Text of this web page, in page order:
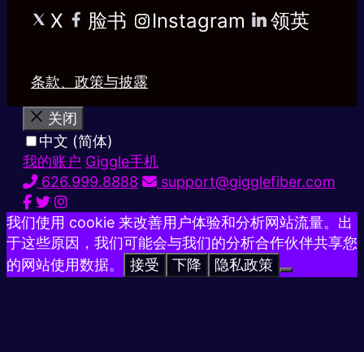
X 脸书 Instagram 领英
条款、政策与披露
关闭
中文 (简体)
我的账户 Giggle手机
626.999.8888
support@gigglefiber.com
我们使用 cookie 来改善用户体验和分析网站流量。出
于这些原因，我们可能会与我们的分析合作伙伴共享您
的网站使用数据。
接受 下降 隐私政策